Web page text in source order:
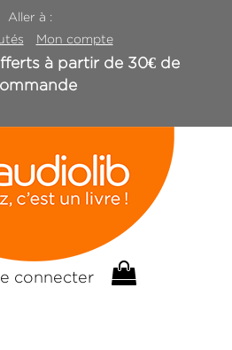
Aller à :
Mon compte
à partir de 30€ de
connecter